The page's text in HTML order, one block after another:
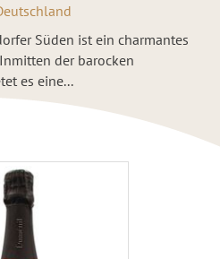
Süden ist ein charmantes
der barocken
es eine...